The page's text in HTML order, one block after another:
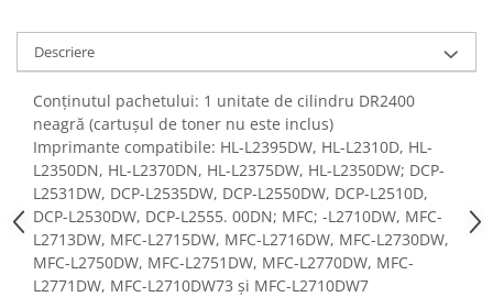
Fiare de calcat si masini de cusut
Ingrijire Locuinta
Purificatoare de aer
Fashion
Bijuterii
Ceasuri barbatesti
Ceasuri dama
Cutii, curele si accesorii ceasuri
Genti si accesorii barbati
Descriere
Conținutul pachetului: 1 unitate de cilindru DR2400
neagră (cartușul de toner nu este inclus)
Imprimante compatibile: HL-L2395DW, HL-L2310D, HL-
L2350DN, HL-L2370DN, HL-L2375DW, HL-L2350DW; DCP-
L2531DW, DCP-L2535DW, DCP-L2550DW, DCP-L2510D,
DCP-L2530DW, DCP-L2555. 00DN; MFC; -L2710DW, MFC-
L2713DW, MFC-L2715DW, MFC-L2716DW, MFC-L2730DW,
MFC-L2750DW, MFC-L2751DW, MFC-L2770DW, MFC-
L2771DW, MFC-L2710DW73 și MFC-L2710DW7